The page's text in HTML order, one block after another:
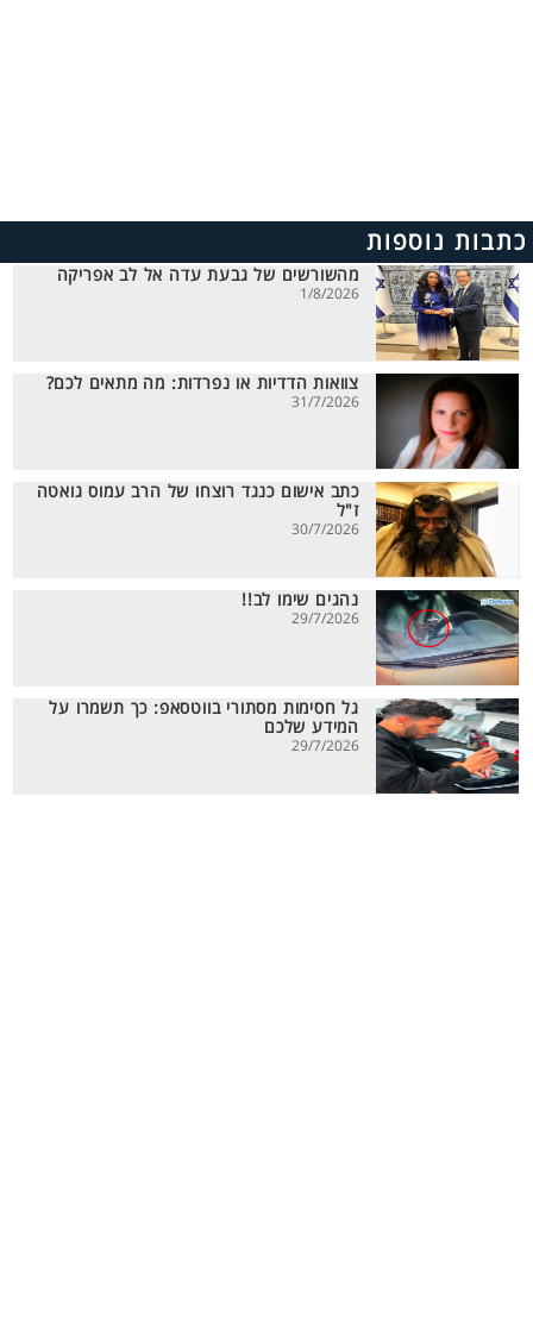
כתבות נוספות
מהשורשים של גבעת עדה אל לב אפריקה
1/8/2026
צוואות הדדיות או נפרדות: מה מתאים לכם?
31/7/2026
כתב אישום כנגד רוצחו של הרב עמוס גואטה
ז"ל
30/7/2026
נהגים שימו לב!!
29/7/2026
גל חסימות מסתורי בווטסאפ: כך תשמרו על
המידע שלכם
29/7/2026